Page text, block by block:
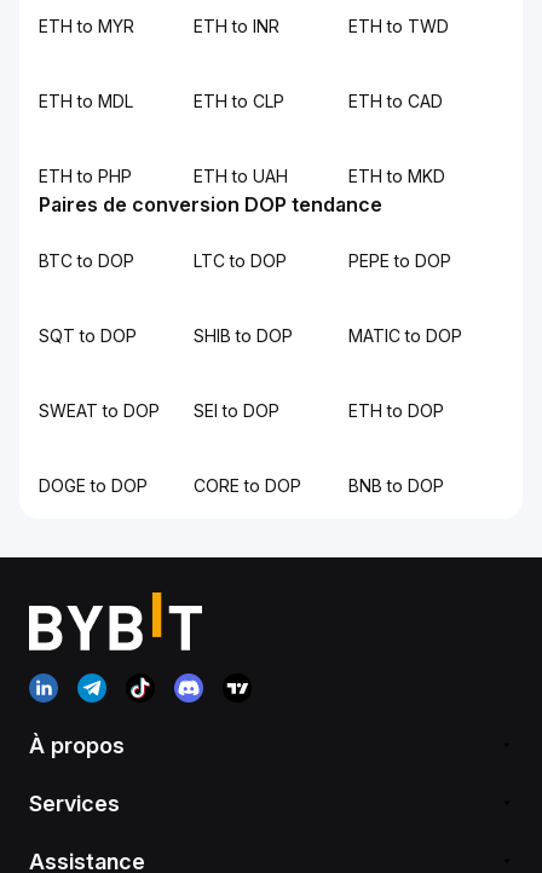
ETH to MYR ETH to INR ETH to TWD
ETH to MDL ETH to CLP ETH to CAD
ETH to PHP ETH to UAH ETH to MKD
Paires de conversion DOP tendance
BTC to DOP LTC to DOP PEPE to DOP
SQT to DOP SHIB to DOP MATIC to DOP
SWEAT to DOP SEI to DOP ETH to DOP
DOGE to DOP CORE to DOP BNB to DOP
À propos
Services
Assistance